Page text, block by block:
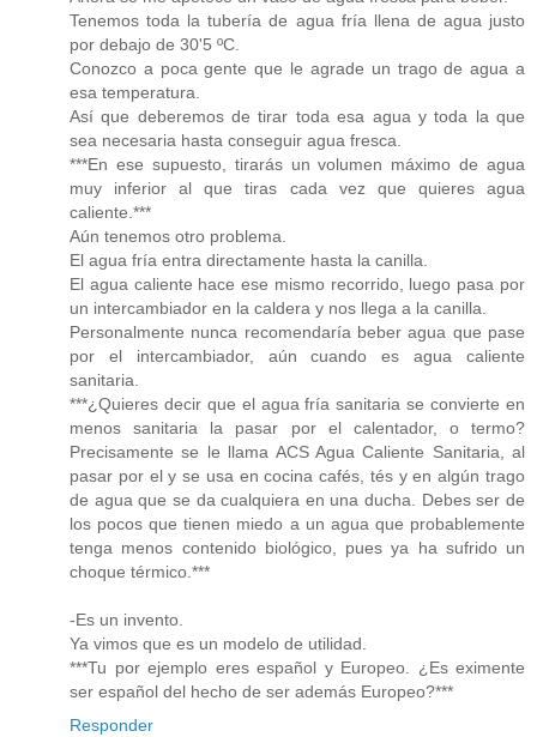
Tenemos toda la tubería de agua fría llena de agua justo
por debajo de 30'5 ºC.
Conozco a poca gente que le agrade un trago de agua a
esa temperatura.
Así que deberemos de tirar toda esa agua y toda la que
sea necesaria hasta conseguir agua fresca.
***En ese supuesto, tirarás un volumen máximo de agua
muy inferior al que tiras cada vez que quieres agua
caliente.***
Aún tenemos otro problema.
El agua fría entra directamente hasta la canilla.
El agua caliente hace ese mismo recorrido, luego pasa por
un intercambiador en la caldera y nos llega a la canilla.
Personalmente nunca recomendaría beber agua que pase
por el intercambiador, aún cuando es agua caliente
sanitaria.
***¿Quieres decir que el agua fría sanitaria se convierte en
menos sanitaria la pasar por el calentador, o termo?
Precisamente se le llama ACS Agua Caliente Sanitaria, al
pasar por el y se usa en cocina cafés, tés y en algún trago
de agua que se da cualquiera en una ducha. Debes ser de
los pocos que tienen miedo a un agua que probablemente
tenga menos contenido biológico, pues ya ha sufrido un
choque térmico.***
-Es un invento.
Ya vimos que es un modelo de utilidad.
***Tu por ejemplo eres español y Europeo. ¿Es eximente
ser español del hecho de ser además Europeo?***
Responder